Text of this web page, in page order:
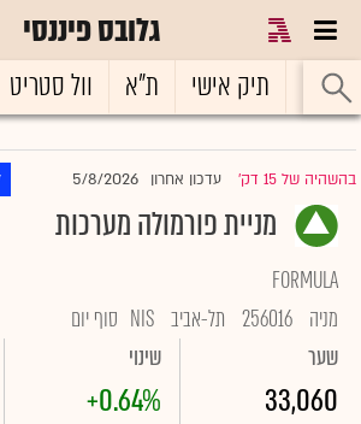
גלובס פיננסי
ראשי תיק אישי ת"א וול סטריט
בהשהיה של 15 דק' |עדכון אחרון 5/8/2026
מניית פורמולה מערכות
FORMULA
מניה 256016 תל-אביב NIS סוף יום
שער
33,060
שינוי
+0.64%